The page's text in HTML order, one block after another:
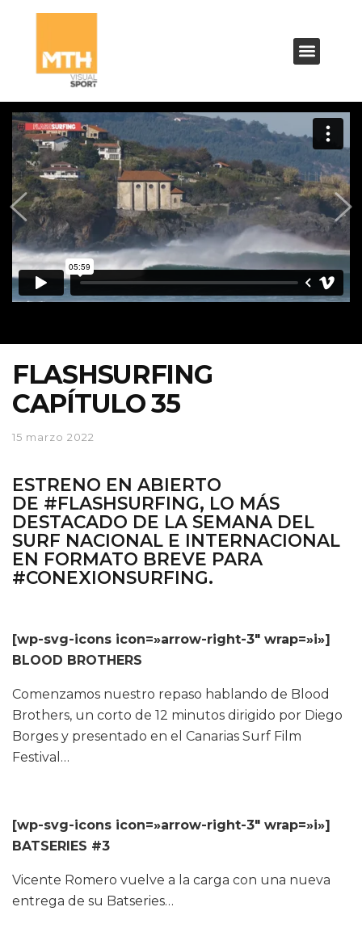
FLASHSURFING
CAPÍTULO 35
15 marzo 2022
ESTRENO EN ABIERTO
DE #FLASHSURFING, LO MÁS
DESTACADO DE LA SEMANA DEL
SURF NACIONAL E INTERNACIONAL
EN FORMATO BREVE PARA
#CONEXIONSURFING.
[wp-svg-icons icon=»arrow-right-3″ wrap=»i»]
BLOOD BROTHERS
Comenzamos nuestro repaso hablando de Blood
Brothers, un corto de 12 minutos dirigido por Diego
Borges y presentado en el Canarias Surf Film
Festival…
[wp-svg-icons icon=»arrow-right-3″ wrap=»i»]
BATSERIES #3
Vicente Romero vuelve a la carga con una nueva
entrega de su Batseries…